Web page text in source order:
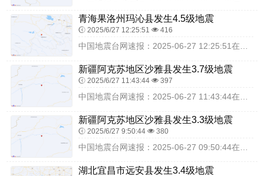
青海果洛州玛沁县发生4.5级地震
2025/6/27 12:25:51 416
中国地震台网速报：2025-06-27 12:25:51在青海果洛州玛沁县（北纬34.52度，东经98.97度）发生4.5级地震，震源深度22千米，最终结果以实...
新疆阿克苏地区沙雅县发生3.7级地震
2025/6/27 11:43:44 397
新疆阿克苏地区沙雅县发生3.3级地震
2025/6/27 9:50:44 380
湖北宜昌市远安县发生3.4级地震